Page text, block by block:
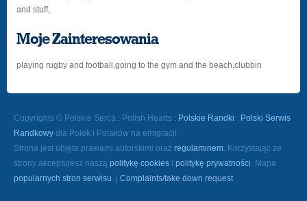
and stuff,
Moje Zainteresowania
playing rugby and football,going to the gym and the beach,clubbin
Copyrights © Polskie Serca : Polish Hearts : Polskie Randki : Polski Serwis
Randkowy dla Polek i Polaków na emigracji.
Strona jest objęta prawami autorskimi oraz regulaminem. Korzystając ze
strony akceptujesz naszą politykę cookies i politykę prywatności. Mapa
popularnych stron serwisu. | Complaints/take down request